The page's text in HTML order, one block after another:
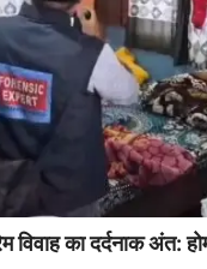
का दर्दनाक अंत: